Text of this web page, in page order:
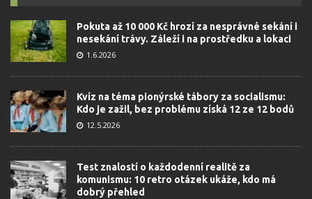
Pokuta až 10 000 Kč hrozí za nesprávné sekání i
nesekání trávy. Záleží i na prostředku a lokaci
1.6.2026
Kvíz na téma pionýrské tábory za socialismu:
Kdo je zažil, bez problému získá 12 ze 12 bodů
12.5.2026
Test znalostí o každodenní realitě za
komunismu: 10 retro otázek ukáže, kdo má
dobrý přehled